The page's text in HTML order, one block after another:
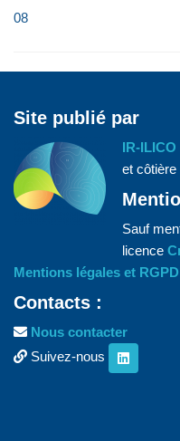
08
Site publié par
IR-ILICO
et côtière
Sauf
licence
Mentions légales et RGPD
Contacts :
Nous contacter
Suivez-nous